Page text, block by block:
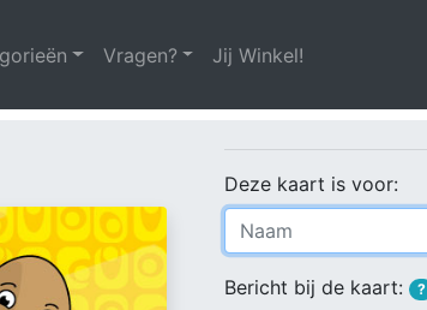
Vragen? Jij Winkel!
Deze kaart is voor:
Bericht bij de kaart: ?